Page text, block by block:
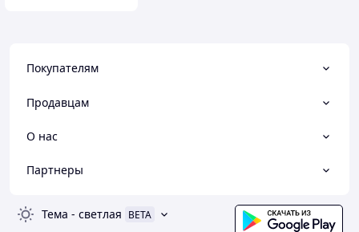
Покупателям
Продавцам
О нас
Партнеры
Тема - светлая BETA